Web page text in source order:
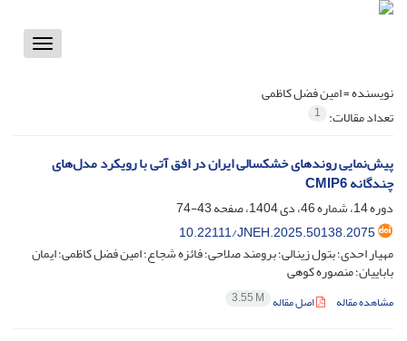
Toggle
نویسنده =امین فضل کاظمی
تعداد مقالات: 1
پیش‌‌نمایی روندهای خشکسالی ایران در افق آتی با رویکرد مدل‌‌های
چندگانه CMIP6
دوره 14، شماره 46، دی 1404، صفحه
43-74
10.22111/JNEH.2025.50138.2075
مهیار احدی؛ بتول زینالی؛ برومند صلاحی؛ فائزه شجاع؛ امین فضل کاظمی؛ ایمان
باباییان؛ منصوره کوهی
مشاهده مقاله اصل مقاله 3.55 M